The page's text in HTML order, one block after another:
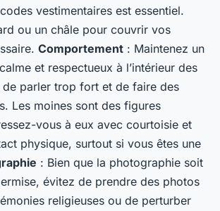
vestimentaires est essentiel.
ou un châle pour couvrir vos
Comportement : Maintenez un
et respectueux à l’intérieur des
de parler trop fort et de faire des
Les moines sont des figures
vous à eux avec courtoisie et
physique, surtout si vous êtes une
: Bien que la photographie soit
évitez de prendre des photos
religieuses ou de perturber